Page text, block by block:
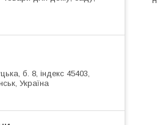
б. 8, індекс 45403,
Україна